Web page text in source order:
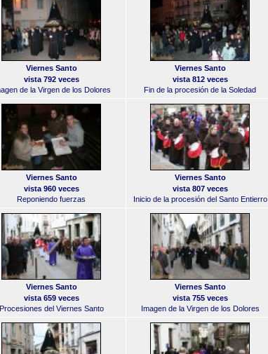
Viernes Santo
vista 792 veces
de la Virgen de los Dolores
Viernes Santo
vista 812 veces
Fin de la procesión de la Soledad
Viernes Santo
vista 960 veces
Reponiendo fuerzas
Viernes Santo
vista 807 veces
Inicio de la procesión del Santo Entierro
Viernes Santo
vista 659 veces
Procesiones del Viernes Santo
Viernes Santo
vista 755 veces
Imagen de la Virgen de los Dolores